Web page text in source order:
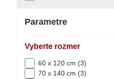
Parametre
Vyberte rozmer
60 x 120 cm (3)
70 x 140 cm (3)